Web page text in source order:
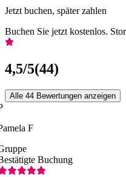
Jetzt buchen, später zahlen
Buchen Sie jetzt kostenlos.
4,5/5(44)
Alle 44 Bewertungen anzeigen
F
Buchung